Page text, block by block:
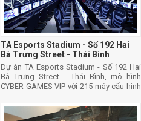
TA Esports Stadium - Số 192 Hai
Bà Trưng Street - Thái Bình
Dự án TA Esports Stadium - Số 192 Hai
Bà Trưng Street - Thái Bình, mô hình
CYBER GAMES VIP với 215 máy cấu hình
cao